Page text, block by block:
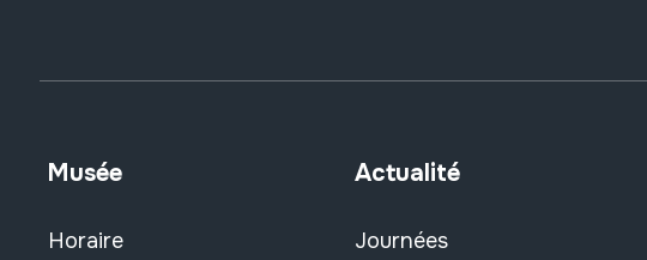
Musée
Horaire
Actualité
Journées